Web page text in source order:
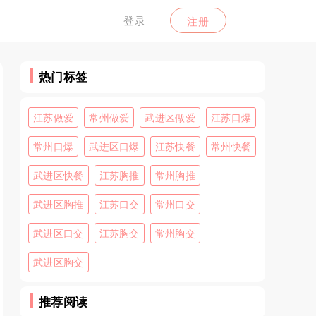
登录 注册
热门标签
江苏做爱 常州做爱 武进区做爱 江苏口爆
常州口爆 武进区口爆 江苏快餐 常州快餐
武进区快餐 江苏胸推 常州胸推
武进区胸推 江苏口交 常州口交
武进区口交 江苏胸交 常州胸交
武进区胸交
推荐阅读